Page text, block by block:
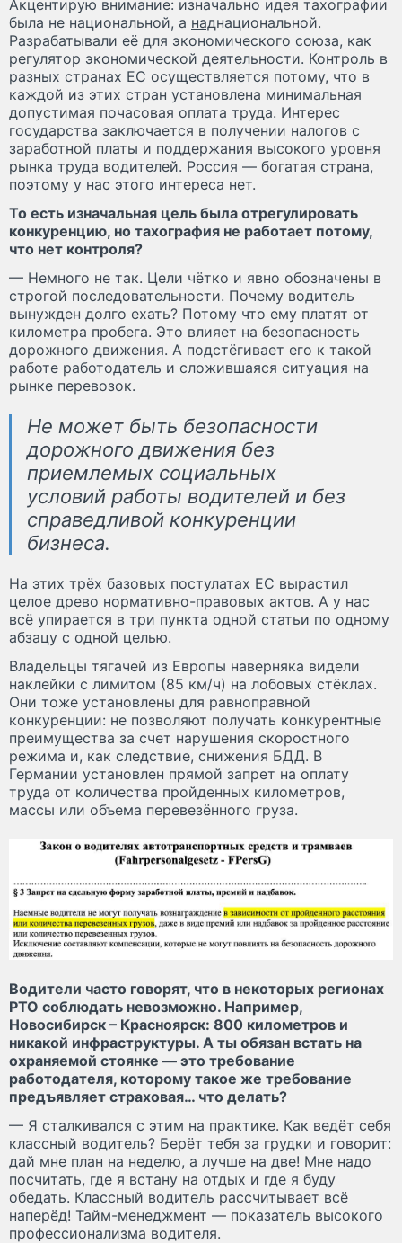
Акцентирую внимание: изначально идея тахографии
была не национальной, а наднациональной.
Разрабатывали её для экономического союза, как
регулятор экономической деятельности. Контроль в
разных странах ЕС осуществляется потому, что в
каждой из этих стран установлена минимальная
допустимая почасовая оплата труда. Интерес
государства заключается в получении налогов с
заработной платы и поддержания высокого уровня
рынка труда водителей. Россия — богатая страна,
поэтому у нас этого интереса нет.
То есть изначальная цель была отрегулировать
конкуренцию, но тахография не работает потому,
что нет контроля?
— Немного не так. Цели чётко и явно обозначены в
строгой последовательности. Почему водитель
вынужден долго ехать? Потому что ему платят от
километра пробега. Это влияет на безопасность
дорожного движения. А подстёгивает его к такой
работе работодатель и сложившаяся ситуация на
рынке перевозок.
Не может быть безопасности
дорожного движения без
приемлемых социальных
условий работы водителей и без
справедливой конкуренции
бизнеса.
На этих трёх базовых постулатах ЕС вырастил
целое древо нормативно-правовых актов. А у нас
всё упирается в три пункта одной статьи по одному
абзацу с одной целью.
Владельцы тягачей из Европы наверняка видели
наклейки с лимитом (85 км/ч) на лобовых стёклах.
Они тоже установлены для равноправной
конкуренции: не позволяют получать конкурентные
преимущества за счет нарушения скоростного
режима и, как следствие, снижения БДД. В
Германии установлен прямой запрет на оплату
труда от количества пройденных километров,
массы или объема перевезённого груза.
Водители часто говорят, что в некоторых регионах
РТО соблюдать невозможно. Например,
Новосибирск – Красноярск: 800 километров и
никакой инфраструктуры. А ты обязан встать на
охраняемой стоянке — это требование
работодателя, которому такое же требование
предъявляет страховая… что делать?
— Я сталкивался с этим на практике. Как ведёт себя
классный водитель? Берёт тебя за грудки и говорит:
дай мне план на неделю, а лучше на две! Мне надо
посчитать, где я встану на отдых и где я буду
обедать. Классный водитель рассчитывает всё
наперёд! Тайм-менеджмент — показатель высокого
профессионализма водителя.